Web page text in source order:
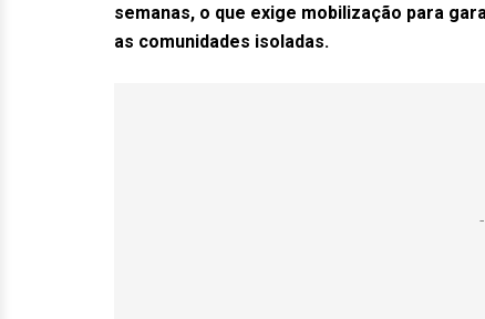
semanas, o que exige mobilização para
as comunidades isoladas.